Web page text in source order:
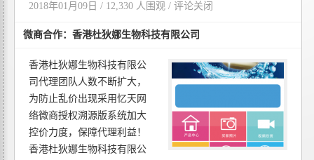
2018年01月09日 / 12,330 人围观 / 评论关闭
微商合作：香港杜狄娜生物科技有限公司
香港杜狄娜生物科技有限公
司代理团队人数不断扩大，
为防止乱价出现采用忆天网
络微商授权溯源版系统加大
控价力度，保障代理利益！
香港杜狄娜生物科技有限公